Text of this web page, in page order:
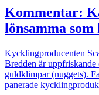
Kommentar:
lönsamma
Kycklingproducenten
Bredden är
guldklimpar (nuggets).
panerade